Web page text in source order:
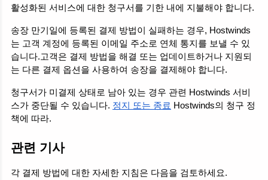
활성화된 서비스에 대한 청구서를 기한 내에 지불해야 합니다.
송장 만기일에 등록된 결제 방법이 실패하는 경우, Hostwinds
는 고객 계정에 등록된 이메일 주소로 연체 통지를 보낼 수 있
습니다.고객은 결제 방법을 해결 또는 업데이트하거나 지원되
는 다른 결제 옵션을 사용하여 송장을 결제해야 합니다.
청구서가 미결제 상태로 남아 있는 경우 관련 Hostwinds 서비
스가 중단될 수 있습니다. 정지 또는 종료 Hostwinds의 청구 정
책에 따라.
관련 기사
각 결제 방법에 대한 자세한 지침은 다음을 검토하세요.